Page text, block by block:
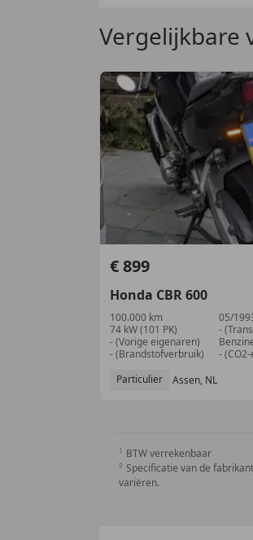
Vergelijkbare
€ 899
Honda CBR 600
100.000 km
05/
74 kW (101 PK)
-
- (Vorige eigenaren)
- (Brandstofverbruik)
-
Particulier
Assen, NL
BTW verrekenbaar
Specificatie van de
variëren.